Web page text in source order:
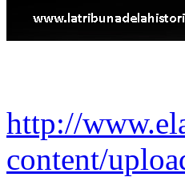
http://
content/